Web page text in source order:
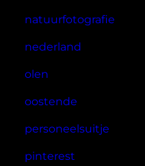
natuurfotografie
nederland
olen
oostende
personeelsuitje
pinterest